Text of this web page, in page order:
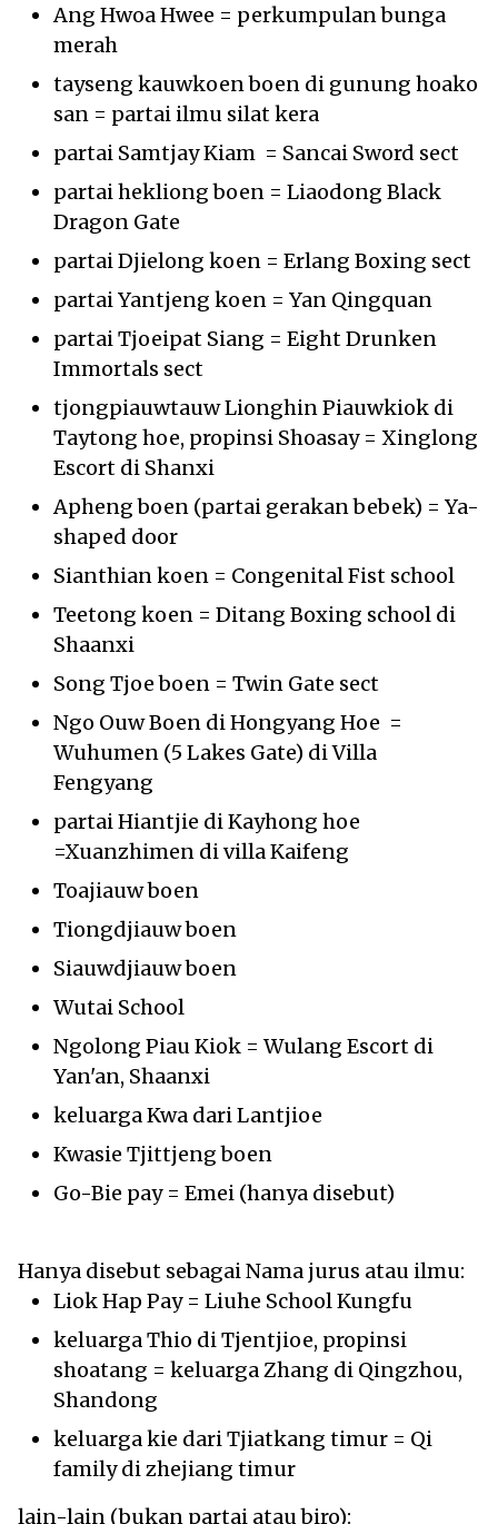
Ang Hwoa Hwee = perkumpulan bunga
merah
tayseng kauwkoen boen di gunung hoako
san = partai ilmu silat kera
partai Samtjay Kiam = Sancai Sword sect
partai hekliong boen = Liaodong Black
Dragon Gate
partai Djielong koen = Erlang Boxing sect
partai Yantjeng koen = Yan Qingquan
partai Tjoeipat Siang = Eight Drunken
Immortals sect
tjongpiauwtauw Lionghin Piauwkiok di
Taytong hoe, propinsi Shoasay = Xinglong
Escort di Shanxi
Apheng boen (partai gerakan bebek) = Ya-
shaped door
Sianthian koen = Congenital Fist school
Teetong koen = Ditang Boxing school di
Shaanxi
Song Tjoe boen = Twin Gate sect
Ngo Ouw Boen di Hongyang Hoe =
Wuhumen (5 Lakes Gate) di Villa
Fengyang
partai Hiantjie di Kayhong hoe
=Xuanzhimen di villa Kaifeng
Toajiauw boen
Tiongdjiauw boen
Siauwdjiauw boen
Wutai School
Ngolong Piau Kiok = Wulang Escort di
Yan'an, Shaanxi
keluarga Kwa dari Lantjioe
Kwasie Tjittjeng boen
Go-Bie pay = Emei (hanya disebut)
Hanya disebut sebagai Nama jurus atau ilmu:
Liok Hap Pay = Liuhe School Kungfu
keluarga Thio di Tjentjioe, propinsi
shoatang = keluarga Zhang di Qingzhou,
Shandong
keluarga kie dari Tjiatkang timur = Qi
family di zhejiang timur
lain-lain (bukan partai atau biro):